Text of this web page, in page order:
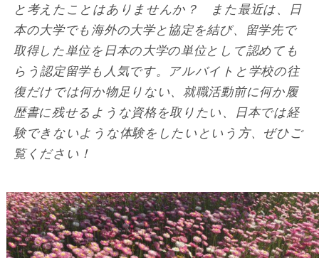
と考えたことはありませんか？ また最近は、日
本の大学でも海外の大学と協定を結び、留学先で
取得した単位を日本の大学の単位として認めても
らう認定留学も人気です。アルバイトと学校の往
復だけでは何か物足りない、就職活動前に何か履
歴書に残せるような資格を取りたい、日本では経
験できないような体験をしたいという方、ぜひご
覧ください！